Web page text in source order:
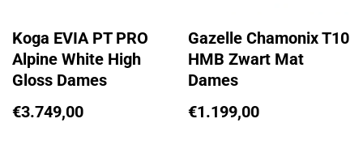
Koga EVIA PT PRO
Alpine White High
Gloss Dames
€3.749,00
Gazelle Chamonix T10
HMB Zwart Mat
Dames
€1.199,00